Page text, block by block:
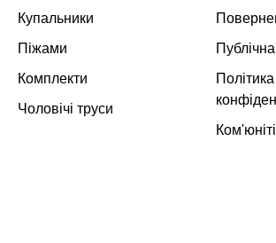
Купальники
Піжами
Комплекти
Чоловічі труси
Політика
Ком'юніті